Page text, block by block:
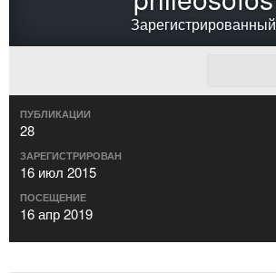
Зарегистрированный
ПУБЛИКАЦИИ
28
ЗАРЕГИСТРИРОВАН
16 июл 2015
ПОСЕЩЕНИЕ
16 апр 2019